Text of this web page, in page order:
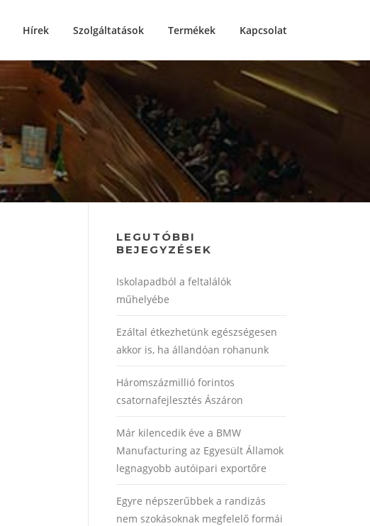
Hírek Szolgáltatások Termékek Kapcsolat
LEGUTÓBBI
BEJEGYZÉSEK
Iskolapadból a feltalálók
műhelyébe
Ezáltal étkezhetünk egészségesen
akkor is, ha állandóan rohanunk
Háromszázmillió forintos
csatornafejlesztés Ászáron
Már kilencedik éve a BMW
Manufacturing az Egyesült Államok
legnagyobb autóipari exportőre
Egyre népszerűbbek a randizás
nem szokásoknak megfelelő formái